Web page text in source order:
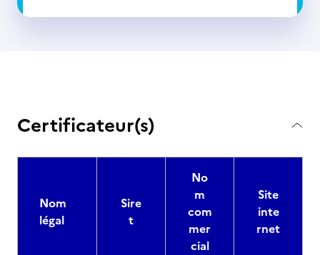
Certificateur(s)
Nom
légal
Sire
t
No
m
com
mer
cial
Site
inte
rnet